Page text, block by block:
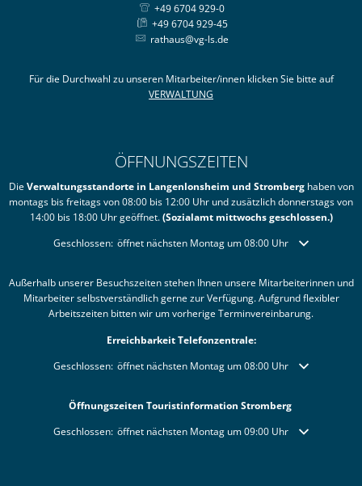
+49 6704 929-0
+49 6704 929-45
rathaus@vg-ls.de
Für die Durchwahl zu unseren Mitarbeiter/innen klicken Sie bitte auf
VERWALTUNG
ÖFFNUNGSZEITEN
DieVerwaltungsstandorte in Langenlonsheim und Stromberghaben von
montags bis freitags von 08:00 bis 12:00 Uhr und zusätzlich donnerstags von
14:00 bis 18:00 Uhr geöffnet.(Sozialamt mittwochs geschlossen.)
Klicken, um weitere Öffnungs- oder Schließzeiten auszublenden
Geschlossen: öffnet nächsten Montag um 08:00 Uhr
Außerhalb unserer Besuchszeiten stehen Ihnen unsere Mitarbeiterinnen und
Mitarbeiter selbstverständlich gerne zur Verfügung. Aufgrund flexibler
Arbeitszeiten bitten wir um vorherige Terminvereinbarung.
Erreichbarkeit Telefonzentrale:
Klicken, um weitere Öffnungs- oder Schließzeiten auszublenden
Geschlossen: öffnet nächsten Montag um 08:00 Uhr
Öffnungszeiten Touristinformation Stromberg
Klicken, um weitere Öffnungs- oder Schließzeiten auszublenden
Geschlossen: öffnet nächsten Montag um 09:00 Uhr